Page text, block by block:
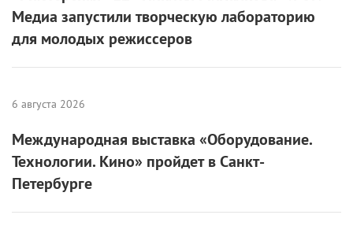
Медиа запустили творческую лабораторию
для молодых режиссеров
6 августа 2026
Международная выставка «Оборудование.
Технологии. Кино» пройдет в Санкт-
Петербурге